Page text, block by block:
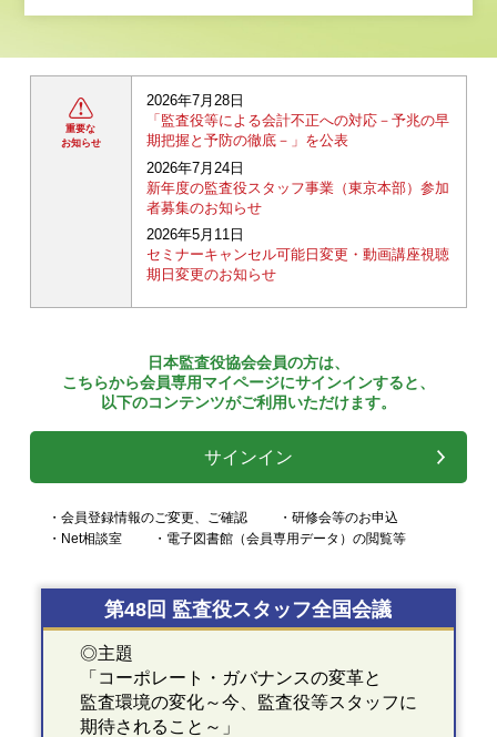
重要な
お知らせ
2026年7月28日
「監査役等による会計不正への対応－予兆の早
期把握と予防の徹底－」を公表
2026年7月24日
新年度の監査役スタッフ事業（東京本部）参加
者募集のお知らせ
2026年5月11日
セミナーキャンセル可能日変更・動画講座視聴
期日変更のお知らせ
日本監査役協会会員の方は、
こちらから会員専用マイページにサインインすると、
以下のコンテンツがご利用いただけます。
サインイン
・会員登録情報のご変更、ご確認
・研修会等のお申込
・Net相談室
・電子図書館（会員専用データ）の閲覧等
第48回 監査役スタッフ全国会議
◎主題
「コーポレート・ガバナンスの変革と
監査環境の変化～今、監査役等スタッフに
期待されること～」